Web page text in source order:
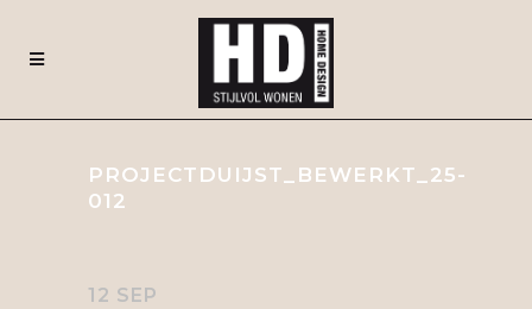
PROJECTDUIJST_BEWERKT_25-
012
12 SEP